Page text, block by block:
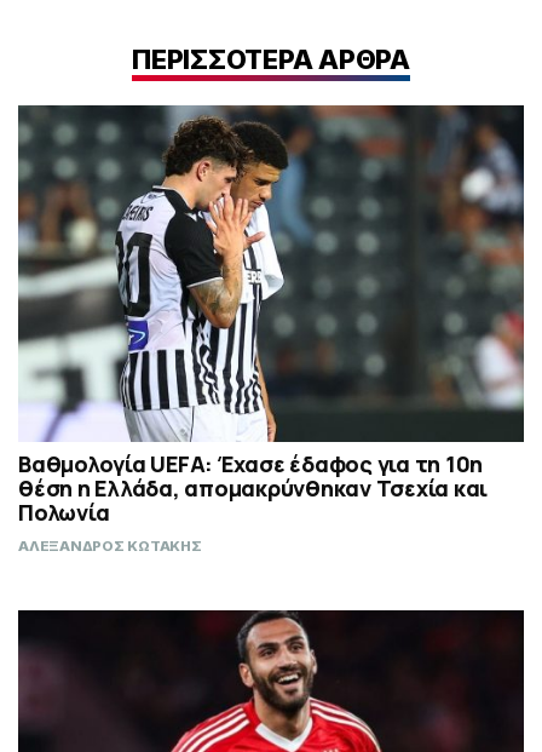
ΠΕΡΙΣΣΟΤΕΡΑ ΑΡΘΡΑ
Βαθμολογία UEFA: Έχασε έδαφος για τη 10η
θέση η Ελλάδα, απομακρύνθηκαν Τσεχία και
Πολωνία
ΑΛΕΞΑΝΔΡΟΣ ΚΩΤΑΚΗΣ